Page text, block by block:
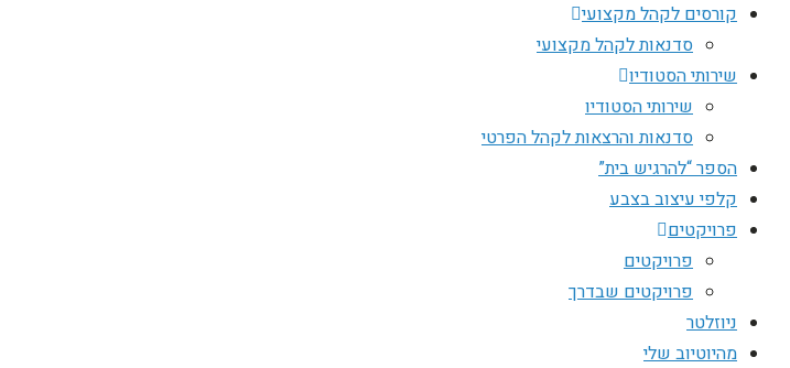
קורסים לקהל מקצועי
סדנאות לקהל מקצועי
שירותי הסטודיו
שירותי הסטודיו
סדנאות והרצאות לקהל הפרטי
הספר “להרגיש בית”
קלפי עיצוב בצבע
פרויקטים
פרויקטים
פרויקטים שבדרך
ניוזלטר
מהיוטיוב שלי